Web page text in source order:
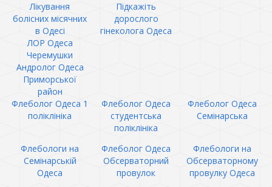
Лікування
болісних місячних
в Одесі
Підкажіть
дорослого
гінеколога Одеса
ЛОР Одеса
Черемушки
Андролог Одеса
Приморської
район
Флеболог Одеса 1
поліклініка
Флеболог Одеса
студентська
поліклініка
Флеболог Одеса
Семінарська
Флебологи на
Семінарській
Одеса
Флеболог Одеса
Обсерваторний
провулок
Флебологи на
Обсерваторному
провулку Одеса